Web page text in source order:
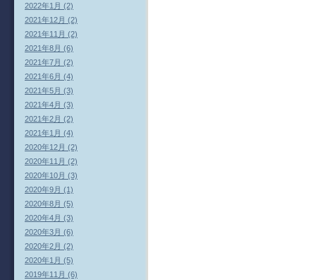
2022年1月 (2)
2021年12月 (2)
2021年11月 (2)
2021年8月 (6)
2021年7月 (2)
2021年6月 (4)
2021年5月 (3)
2021年4月 (3)
2021年2月 (2)
2021年1月 (4)
2020年12月 (2)
2020年11月 (2)
2020年10月 (3)
2020年9月 (1)
2020年8月 (5)
2020年4月 (3)
2020年3月 (6)
2020年2月 (2)
2020年1月 (5)
2019年11月 (6)